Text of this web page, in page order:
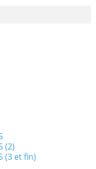
(2)
(3 et fin)